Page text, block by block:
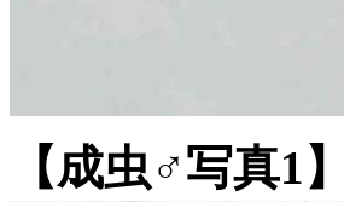
【成虫♂写真1】